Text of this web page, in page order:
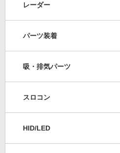
レーダー
パーツ装着
吸・排気パーツ
スロコン
HID/LED